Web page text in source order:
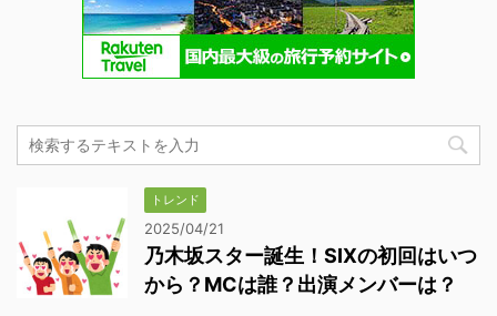
トレンド
2025/04/21
乃木坂スター誕生！SIXの初回はいつ
から？MCは誰？出演メンバーは？